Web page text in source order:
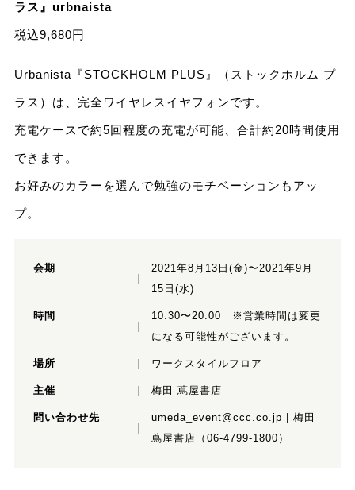
ラス』urbnaista
税込9,680円
Urbanista『STOCKHOLM PLUS』（ストックホルム プ
ラス）は、完全ワイヤレスイヤフォンです。
充電ケースで約5回程度の充電が可能、合計約20時間使用
できます。
お好みのカラーを選んで勉強のモチベーションもアッ
プ。
会期
2021年8月13日(金)〜2021年9月
15日(水)
時間
10:30〜20:00 ※営業時間は変更
になる可能性がございます。
場所 ワークスタイルフロア
主催 梅田 蔦屋書店
問い合わせ先
umeda_event@ccc.co.jp | 梅田
蔦屋書店（06-4799-1800）